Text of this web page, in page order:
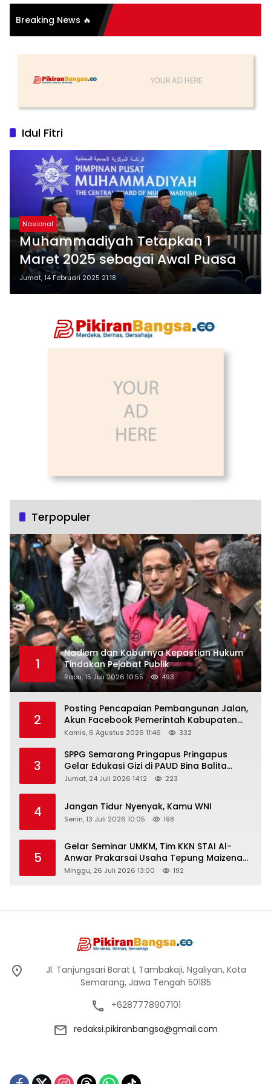
Breaking News 🔥
Organisasi: Antara
Substansi
Idul Fitri
Nasional
Muhammadiyah Tetapkan 1
Maret 2025 sebagai Awal Puasa
Jumat, 14 Februari 2025 21:18
Terpopuler
1
Nadiem dan Kaburnya Kepastian Hukum
Tindakan Pejabat Publik
Rabu, 15 Juli 2026 10:55 493
2
Posting Pencapaian Pembangunan Jalan,
Akun Facebook Pemerintah Kabupaten
Rembang “Dirujak” Warganet
Kamis, 6 Agustus 2026 11:46 332
3
SPPG Semarang Pringapus Pringapus
Gelar Edukasi Gizi di PAUD Bina Balita
Peringati Hari Anak Nasional 2026
Jumat, 24 Juli 2026 14:12 223
4 Jangan Tidur Nyenyak, Kamu WNI
Senin, 13 Juli 2026 10:05 198
5
Gelar Seminar UMKM, Tim KKN STAI Al-
Anwar Prakarsai Usaha Tepung Maizena
di Logung
Minggu, 26 Juli 2026 13:00 192
Jl. Tanjungsari Barat I, Tambakaji, Ngaliyan, Kota
Semarang, Jawa Tengah 50185
+6287778907101
redaksi.pikiranbangsa@gmail.com